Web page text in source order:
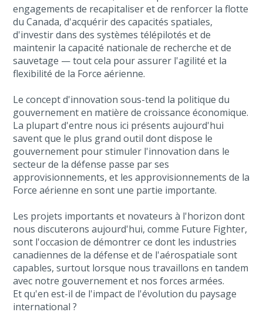
engagements de recapitaliser et de renforcer la flotte
du Canada, d'acquérir des capacités spatiales,
d'investir dans des systèmes télépilotés et de
maintenir la capacité nationale de recherche et de
sauvetage — tout cela pour assurer l'agilité et la
flexibilité de la Force aérienne.
Le concept d'innovation sous-tend la politique du
gouvernement en matière de croissance économique.
La plupart d'entre nous ici présents aujourd'hui
savent que le plus grand outil dont dispose le
gouvernement pour stimuler l'innovation dans le
secteur de la défense passe par ses
approvisionnements, et les approvisionnements de la
Force aérienne en sont une partie importante.
Les projets importants et novateurs à l'horizon dont
nous discuterons aujourd'hui, comme Future Fighter,
sont l'occasion de démontrer ce dont les industries
canadiennes de la défense et de l'aérospatiale sont
capables, surtout lorsque nous travaillons en tandem
avec notre gouvernement et nos forces armées.
Et qu'en est-il de l'impact de l'évolution du paysage
international ?